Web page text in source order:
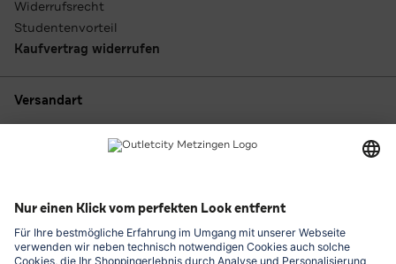
Widerrufsrecht
Studentenvorteil
Kaufvertrag widerrufen
Versandart